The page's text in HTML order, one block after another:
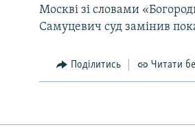
Москві зі словами
Самуцевич суд замінив
Поділитись Читати